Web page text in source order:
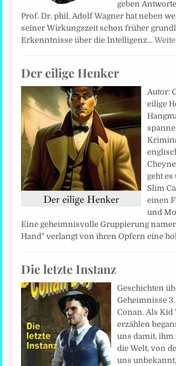
geben
Prof. Dr. phil. Adolf Wagner hat neben
seiner Wirkungszeit schon früher
Erkenntnisse über die Intelligenz…
Der eilige Henker
Autor:
eilige
geht
Slim
einen
und
Eine geheimnisvolle Gruppierung
Hand" verlangt von ihren Opfern eine
Die letzte Instanz
Geschichten
Geheimnisse
Conan. Als
erzählen
uns damit, ihm
die Welt, von
uns